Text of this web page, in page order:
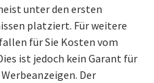
unter den ersten
platziert. Für weitere
für Sie Kosten vom
ist jedoch kein Garant für
Der